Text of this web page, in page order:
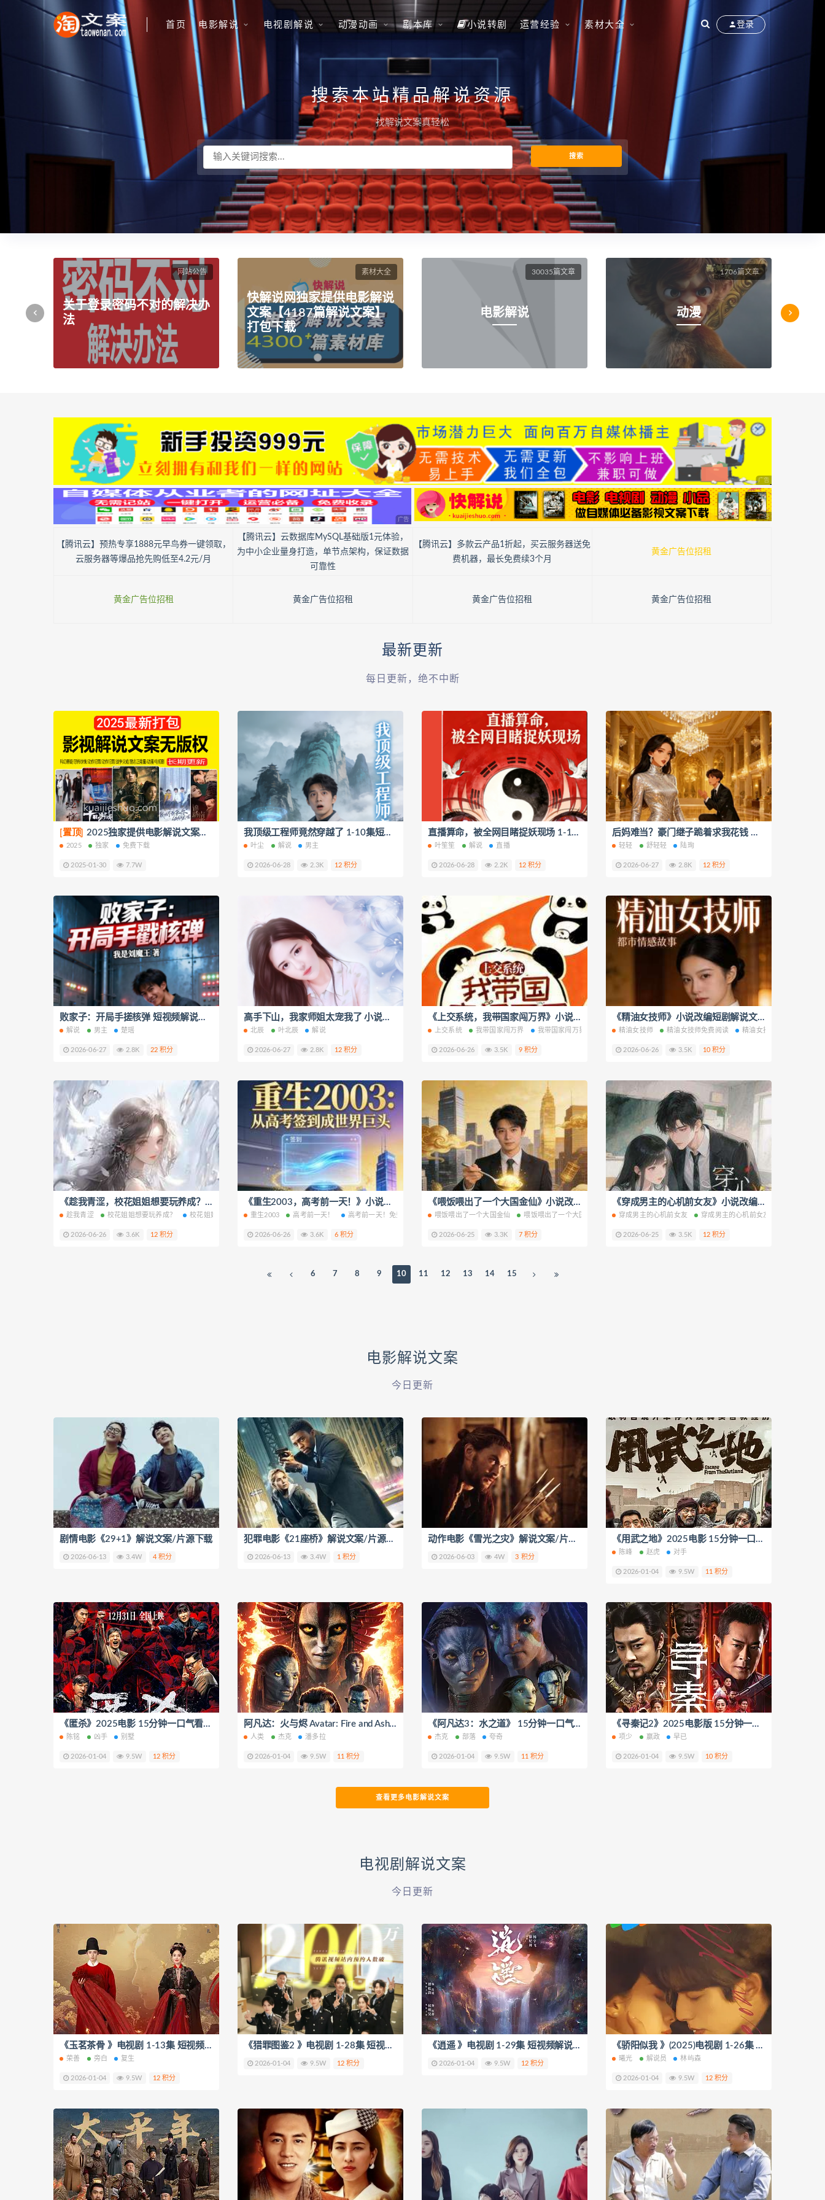
首页 电影解说 电视剧解说 动漫动画 剧本库 小说转剧 运营经验 素材大全 登录
搜索本站精品解说资源
找解说文案真轻松
关于登录密码不对的解决办
法
网站公告
快解说网独家提供电影解说
文案【4187篇解说文案】
打包下载
素材大全
电影解说
30035篇文章
动漫
1706篇文章
【腾讯云】预热专享1888元早鸟券一键领取，
云服务器等爆品抢先购低至4.2元/月
【腾讯云】云数据库MySQL基础版1元体验，
为中小企业量身打造，单节点架构，保证数据
可靠性
【腾讯云】多款云产品1折起，买云服务器送免
费机器，最长免费续3个月
黄金广告位招租
黄金广告位招租 黄金广告位招租 黄金广告位招租 黄金广告位招租
最新更新
每日更新，绝不中断
[置顶] 2025独家提供电影解说文案【8000+篇】打包下载（新年免费下载）
2025 独家 免费下载
2025-01-30 7.7W
我顶级工程师竟然穿越了 1-10集短视频解说文案
叶尘 解说 男主
2026-06-28 2.3K 12 积分
直播算命，被全网目睹捉妖现场 1-10集短视频解说文案
叶笙笙 解说 直播
2026-06-28 2.2K 12 积分
后妈难当？豪门继子跪着求我花钱 短视频解说文案全集1-10章
轻轻 舒轻轻 陆珣
2026-06-27 2.8K 12 积分
败家子：开局手搓核弹 短视频解说文案全集1-10章短视频解说文案
解说 男主 楚瑶
2026-06-27 2.8K 22 积分
高手下山，我家师姐太宠我了 小说转短视频解说文案
北辰 叶北辰 解说
2026-06-27 2.8K 12 积分
《上交系统，我带国家闯万界》小说改编短剧解说文案 全网独家下载
上交系统 我带国家闯万界 我带国家闯万界免费阅读 我带国家闯万界最新章节 我带国家闯万界全文阅读
2026-06-26 3.5K 9 积分
《精油女技师》小说改编短剧解说文案 全网独家下载
精油女技师 精油女技师免费阅读 精油女技师最新章节
2026-06-26 3.5K 10 积分
《趁我青涩，校花姐姐想要玩养成？》小说改编短剧解说文案 全网独家下载
趁我青涩 校花姐姐想要玩养成？ 校花姐姐想要玩养成？免费阅读 校花姐姐想要玩养成？最新章节 校花姐姐想要玩养成？全文阅读 奔跑玉兔小说趁我青涩 校花姐姐想要玩养成？全本免费下载
2026-06-26 3.6K 12 积分
《重生2003，高考前一天！》小说改编短剧解说文案 全网独家下载
重生2003 高考前一天！ 高考前一天！免费阅读 高考前一天！最新章节 高考前一天！全文阅读 77哦也小说重生2003 高考前一天！全本免费下载
2026-06-26 3.6K 6 积分
《喂饭喂出了一个大国金仙》小说改编短剧解说文案 全网独家下载
喂饭喂出了一个大国金仙 喂饭喂出了一个大国金仙免费阅读 喂饭喂出了一个大国金仙最新章节 喂饭喂出了一个大国
2026-06-25 3.3K 7 积分
《穿成男主的心机前女友》小说改编短剧解说文案 全网独家下载
穿成男主的心机前女友 穿成男主的心机前女友免费阅读
2026-06-25 3.5K 12 积分
6 7 8 9 10 11 12 13 14 15
电影解说文案
今日更新
剧情电影《29+1》解说文案/片源下载
2026-06-13 3.4W 4 积分
犯罪电影《21座桥》解说文案/片源下载
2026-06-13 3.4W 1 积分
动作电影《雪光之灾》解说文案/片源下载
2026-06-03 4W 3 积分
《用武之地》2025电影 15分钟一口气看完 短视频解说文案
陈峰 赵虎 对手
2026-01-04 9.5W 11 积分
《匿杀》2025电影 15分钟一口气看完 短视频解说文案
陈铭 凶手 别墅
2026-01-04 9.5W 12 积分
阿凡达：火与烬 Avatar: Fire and Ash‎ (2025) 15分钟一口气看完 短视频解说文案
人类 杰克 潘多拉
2026-01-04 9.5W 11 积分
《阿凡达3：水之道》 15分钟一口气看完 短视频解说文案
杰克 部落 夸奇
2026-01-04 9.5W 11 积分
《寻秦记2》2025电影版 15分钟一口气看完 短视频解说文案
项少 嬴政 早已
2026-01-04 9.5W 10 积分
查看更多电影解说文案
电视剧解说文案
今日更新
《玉茗茶骨 》电视剧 1-13集 短视频解说文案
荣善 旁白 复生
2026-01-04 9.5W 12 积分
《猎罪图鉴2 》电视剧 1-28集 短视频解说文案
2026-01-04 9.5W 12 积分
《逍遥 》电视剧 1-29集 短视频解说文案
2026-01-04 9.5W 12 积分
《骄阳似我 》(2025)电视剧 1-26集 短视频解说文案
曦光 解说员 林屿森
2026-01-04 9.5W 12 积分